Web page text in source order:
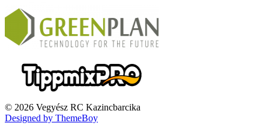
© 2026 Vegyész RC Kazincbarcika
Designed by ThemeBoy